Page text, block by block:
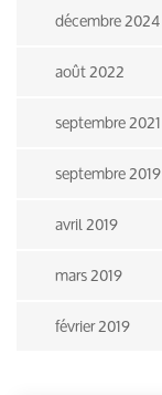
décembre 2024
août 2022
septembre 2021
septembre 2019
avril 2019
mars 2019
février 2019